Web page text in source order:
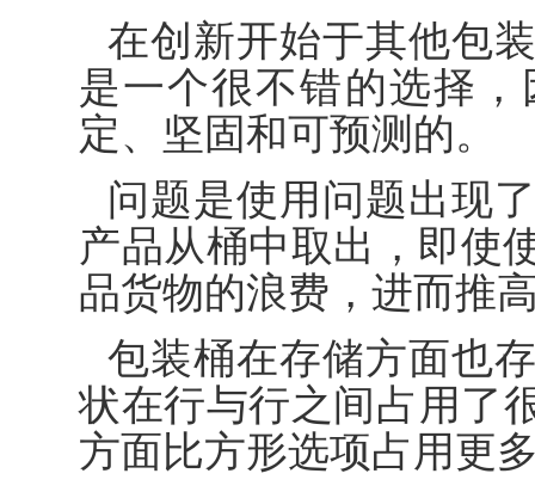
在创新开始于其他包
是一个很不错的选择
定、坚固和可预测的。
问题是使用问题出现
产品从桶中取出，即使
品货物的浪费，进而推
包装桶在存储方面也
状在行与行之间占用
方面比方形选项占用更